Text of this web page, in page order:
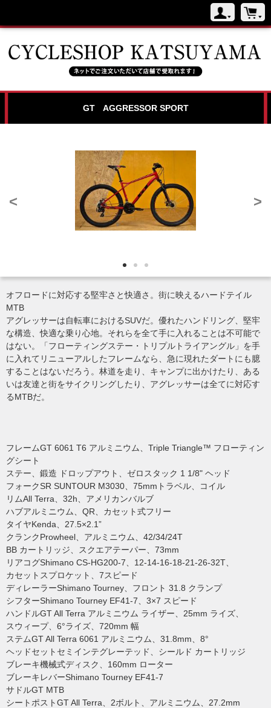
GT AGGRESSOR SPORT
< >
オフロードに対応する堅牢さと快適さ。街に映えるハードテイル
MTB
アグレッサーは自転車におけるSUVだ。優れたハンドリング、堅牢
な構造、快適な乗り心地。それらを全て手に入れることは不可能で
はない。「フローティングステー・トリプルトライアングル」を手
に入れてリニューアルしたフレームなら、急に現れたダートにも臆
することはないだろう。林道を走り、キャンプに出かけたり、ある
いは友達と街をサイクリングしたり、アグレッサーは全てに対応す
るMTBだ。
フレームGT 6061 T6 アルミニウム、Triple Triangle™ フローティン
グシート
ステー、鍛造 ドロップアウト、ゼロスタック 1 1/8" ヘッド
フォークSR SUNTOUR M3030、75mmトラベル、コイル
リムAll Terra、32h、アメリカンバルブ
ハブアルミニウム、QR、カセット式フリー
タイヤKenda、27.5×2.1”
クランクProwheel、アルミニウム、42/34/24T
BB カートリッジ、スクエアテーパー、73mm
リアコグShimano CS-HG200-7、12-14-16-18-21-26-32T、
カセットスプロケット、7スピード
ディレーラーShimano Tourney、フロント 31.8 クランプ
シフターShimano Tourney EF41-7、3×7 スピード
ハンドルGT All Terra アルミニウム ライザー、25mm ライズ、
スウィープ、6°ライズ、720mm 幅
ステムGT All Terra 6061 アルミニウム、31.8mm、8°
ヘッドセットセミインテグレーテッド、シールド カートリッジ
ブレーキ機械式ディスク、160mm ローター
ブレーキレバーShimano Tourney EF41-7
サドルGT MTB
シートポストGT All Terra、2ボルト、アルミニウム、27.2mm